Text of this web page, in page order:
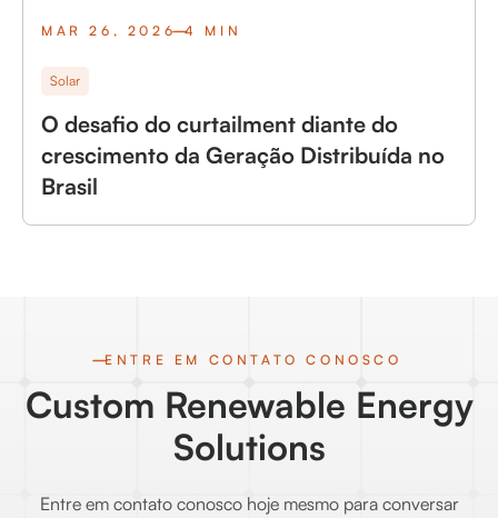
MAR 26, 2026 4 MIN
Solar
O desafio do curtailment diante do
crescimento da Geração Distribuída no
Brasil
ENTRE EM CONTATO CONOSCO
Custom Renewable Energy
Solutions
Entre em contato conosco hoje mesmo para conversar